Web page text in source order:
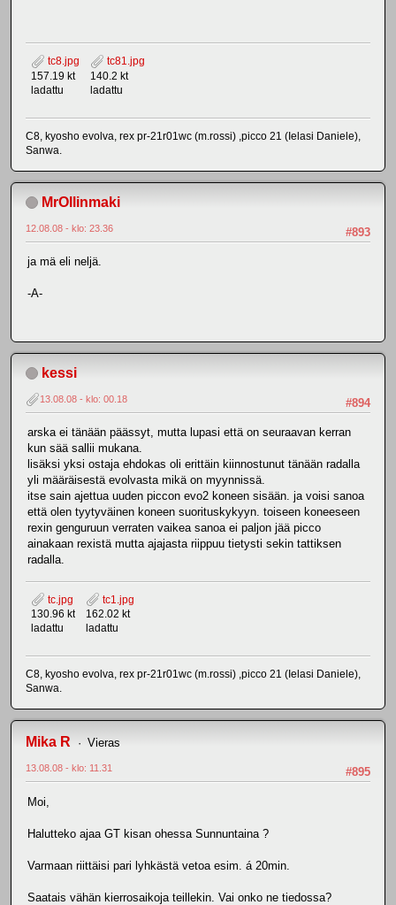
tc8.jpg
157.19 kt
ladattu
tc81.jpg
140.2 kt
ladattu
C8, kyosho evolva, rex pr-21r01wc (m.rossi) ,picco 21 (Ielasi Daniele),
Sanwa.
MrOllinmaki
#893
12.08.08 - klo: 23.36
ja mä eli neljä.
-A-
kessi
#894
13.08.08 - klo: 00.18
arska ei tänään päässyt, mutta lupasi että on seuraavan kerran
kun sää sallii mukana.
lisäksi yksi ostaja ehdokas oli erittäin kiinnostunut tänään radalla
yli määräisestä evolvasta mikä on myynnissä.
itse sain ajettua uuden piccon evo2 koneen sisään. ja voisi sanoa
että olen tyytyväinen koneen suorituskykyyn. toiseen koneeseen
rexin genguruun verraten vaikea sanoa ei paljon jää picco
ainakaan rexistä mutta ajajasta riippuu tietysti sekin tattiksen
radalla.
tc.jpg
130.96 kt
ladattu
tc1.jpg
162.02 kt
ladattu
C8, kyosho evolva, rex pr-21r01wc (m.rossi) ,picco 21 (Ielasi Daniele),
Sanwa.
Mika R Vieras
#895
13.08.08 - klo: 11.31
Moi,
Halutteko ajaa GT kisan ohessa Sunnuntaina ?
Varmaan riittäisi pari lyhkästä vetoa esim. á 20min.
Saatais vähän kierrosaikoja teillekin. Vai onko ne tiedossa?